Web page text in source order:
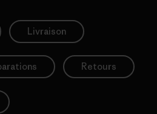
Livraison
Retours